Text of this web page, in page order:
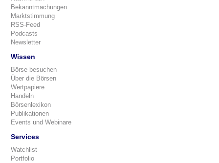
Bekanntmachungen
Marktstimmung
RSS-Feed
Podcasts
Newsletter
Wissen
Börse besuchen
Über die Börsen
Wertpapiere
Handeln
Börsenlexikon
Publikationen
Events und Webinare
Services
Watchlist
Portfolio